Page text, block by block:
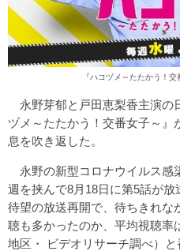
『ハコヅメ～たたかう！
永野芽郁と戸田恵梨香主演の
ヅメ～たたかう！交番女子～』
息を吹き返した。
永野の新型コロナウイルス感
週を挟んで8月18日に第5話が
待望の放送再開で、待ちきれな
聴も多かったのか、平均視聴率
地区・ ビデオリサーチ調べ）